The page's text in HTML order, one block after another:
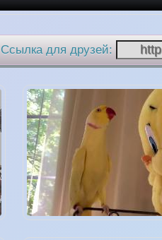
Ссылка для друзей: